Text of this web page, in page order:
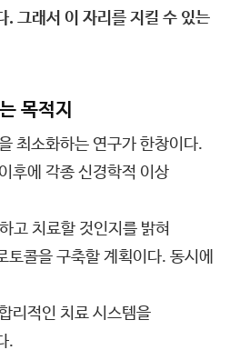
. 그래서 이 자리를 지킬 수 있는
목적지
최소화하는 연구가 한창이다.
후에 각종 신경학적 이상
고 치료할 것인지를 밝혀
토콜을 구축할 계획이다. 동시에
리적인 치료 시스템을
.